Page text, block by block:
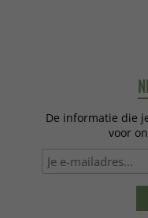
De informatie die
voor